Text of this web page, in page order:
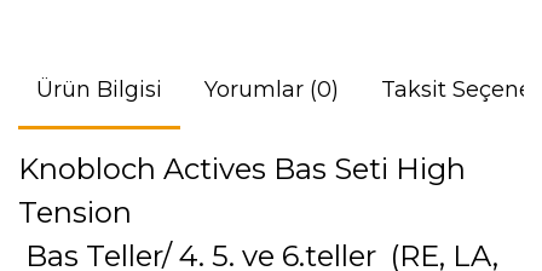
Ürün Bilgisi Yorumlar (0) Taksit
Knobloch Actives Bas Seti High
Tension
Bas Teller/ 4. 5. ve 6.teller (RE, LA,